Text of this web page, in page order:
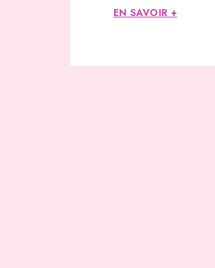
EN SAVOIR +